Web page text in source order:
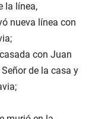
la línea,
nueva línea con
con Juan
de la casa y